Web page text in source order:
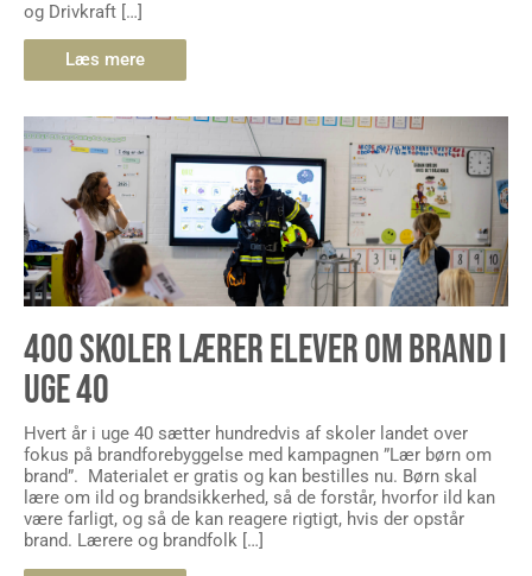
og Drivkraft […]
Læs mere
400 SKOLER LÆRER ELEVER OM BRAND I
UGE 40
Hvert år i uge 40 sætter hundredvis af skoler landet over
fokus på brandforebyggelse med kampagnen ”Lær børn om
brand”. Materialet er gratis og kan bestilles nu. Børn skal
lære om ild og brandsikkerhed, så de forstår, hvorfor ild kan
være farligt, og så de kan reagere rigtigt, hvis der opstår
brand. Lærere og brandfolk […]